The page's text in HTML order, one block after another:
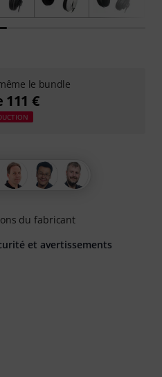
du fabricant
et avertissements
le bundle
€